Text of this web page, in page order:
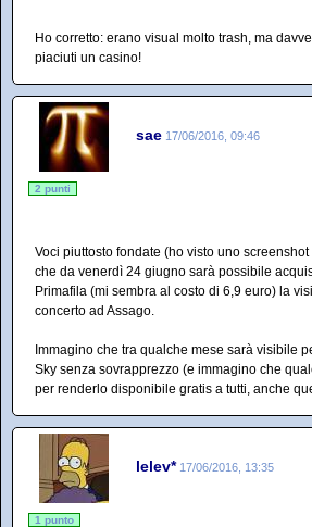
Ho corretto: erano visual molto trash, ma
piaciuti un casino!
sae 17/06/2016, 09:46
2 punti
Voci piuttosto fondate (ho visto uno
che da venerdì 24 giugno sarà possibile
Primafila (mi sembra al costo di 6,9 euro) la
concerto ad Assago.
Immagino che tra qualche mese sarà visibile
Sky senza sovrapprezzo (e immagino che
per renderlo disponibile gratis a tutti, anche
lelev* 17/06/2016, 13:35
1 punto